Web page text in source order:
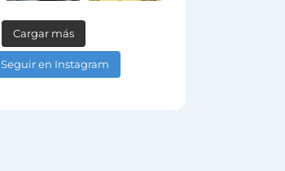
Cargar más
Seguir en Instagram